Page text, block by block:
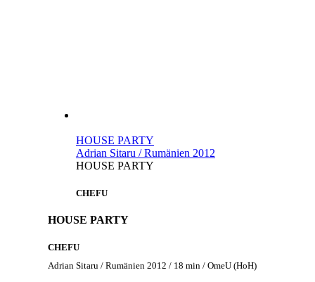
HOUSE PARTY
Adrian Sitaru / Rumänien 2012
HOUSE PARTY
CHEFU
HOUSE PARTY
CHEFU
Adrian Sitaru / Rumänien 2012 / 18 min / OmeU (HoH)